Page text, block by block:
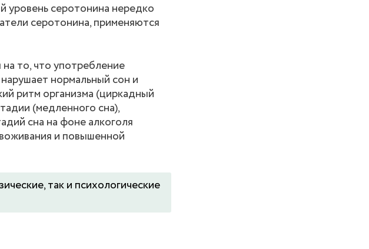
серотонина нередко
серотонина, применяются
то, что употребление
нормальный сон и
ритм организма (циркадный
(медленного сна),
сна на фоне алкоголя
и повышенной
так и психологические